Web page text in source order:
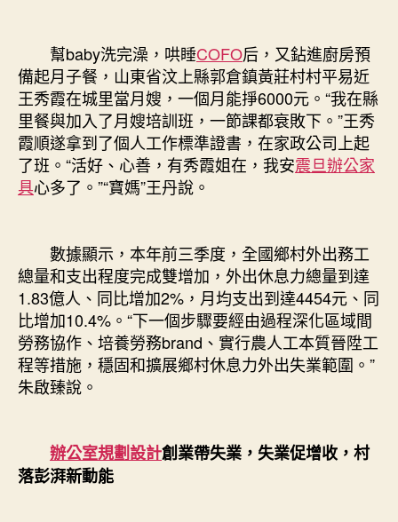
幫baby洗完澡，哄睡COFO后，又鉆進廚房預
備起月子餐，山東省汶上縣郭倉鎮黃莊村村平易近
王秀霞在城里當月嫂，一個月能掙6000元。“我在縣
里餐與加入了月嫂培訓班，一節課都衰敗下。”王秀
霞順遂拿到了個人工作標準證書，在家政公司上起
了班。“活好、心善，有秀霞姐在，我安震旦辦公家
具心多了。”“寶媽”王丹說。
數據顯示，本年前三季度，全國鄉村外出務工
總量和支出程度完成雙增加，外出休息力總量到達
1.83億人、同比增加2%，月均支出到達4454元、同
比增加10.4%。“下一個步驟要經由過程深化區域間
勞務協作、培養勞務brand、實行農人工本質晉陞工
程等措施，穩固和擴展鄉村休息力外出失業範圍。”
朱啟臻說。
辦公室規劃設計創業帶失業，失業促增收，村
落彭湃新動能